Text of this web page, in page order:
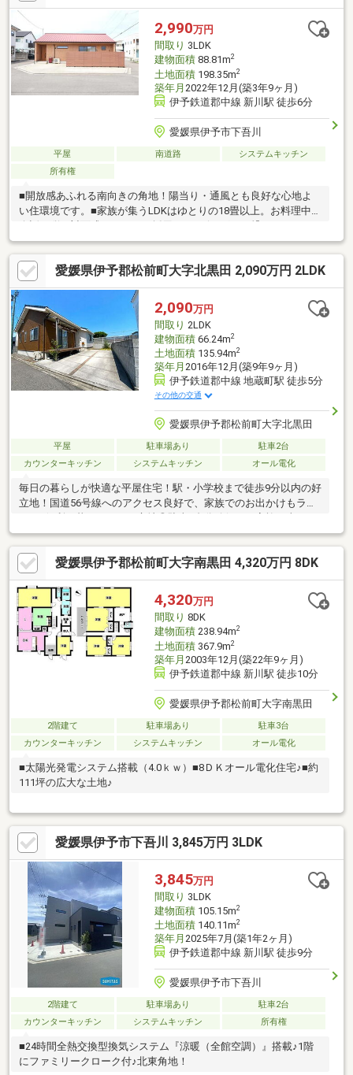
2,990万円
間取り 3LDK
建物面積88.81m2
土地面積198.35m2
築年月 2022年12月(築3年9ヶ月)
伊予鉄道郡中線 新川駅 徒歩6分
愛媛県伊予市下吾川
平屋 南道路
システムキッチン
所有権
■開放感あふれる南向きの角地！陽当り・通風とも良好な心地よ
い住環境です。■家族が集うLDKはゆとりの18畳以上。お料理中も
デッキと南庭は、BBQや子どもの遊び場に最適です。■玄関がすっ
きり片付くシューズインクロークや、服をたっぷりしまえるウォ
ークインクローゼットなど、全居室に充実の収納スペースを確
保。■駅まで平坦なアプローチで、日々の通勤・通学や小さなお
子様とのお出かけもスムーズです。
愛媛県伊予郡松前町大字北黒田 2,090万円 2LDK
2,090万円
間取り 2LDK
建物面積66.24m2
土地面積135.94m2
築年月 2016年12月(築9年9ヶ月)
伊予鉄道郡中線 地蔵町駅 徒歩5分
その他の交通
愛媛県伊予郡松前町大字北黒田
平屋 駐車場あり
駐車2台
カウンターキッチン
システムキッチン オール電化
毎日の暮らしが快適な平屋住宅！駅・小学校まで徒歩9分以内の好
立地！国道56号線へのアクセス良好で、家族でのお出かけもラク
持ちの方も安心♪
愛媛県伊予郡松前町大字南黒田 4,320万円 8DK
4,320万円
間取り 8DK
建物面積238.94m2
土地面積367.9m2
築年月 2003年12月(築22年9ヶ月)
伊予鉄道郡中線 新川駅 徒歩10分
愛媛県伊予郡松前町大字南黒田
2階建て 駐車場あり
駐車3台
カウンターキッチン
システムキッチン オール電化
■太陽光発電システム搭載（4.0ｋｗ）■8ＤＫオール電化住宅♪■約
111坪の広大な土地♪
愛媛県伊予市下吾川 3,845万円 3LDK
3,845万円
間取り 3LDK
建物面積105.15m2
土地面積140.11m2
築年月 2025年7月(築1年2ヶ月)
伊予鉄道郡中線 新川駅 徒歩9分
愛媛県伊予市下吾川
2階建て 駐車場あり
駐車2台
カウンターキッチン
システムキッチン 所有権
■24時間全熱交換型換気システム『涼暖（全館空調）』搭載♪1階
にファミリークローク付♪北東角地！